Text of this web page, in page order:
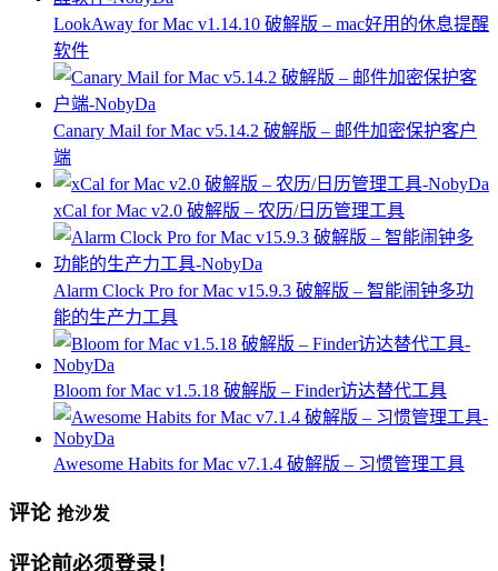
LookAway for Mac v1.14.10 破解版 – mac好用的休息提醒
软件
Canary Mail for Mac v5.14.2 破解版 – 邮件加密保护客户
端
xCal for Mac v2.0 破解版 – 农历/日历管理工具
Alarm Clock Pro for Mac v15.9.3 破解版 – 智能闹钟多功
能的生产力工具
Bloom for Mac v1.5.18 破解版 – Finder访达替代工具
Awesome Habits for Mac v7.1.4 破解版 – 习惯管理工具
评论 抢沙发
评论前必须登录！